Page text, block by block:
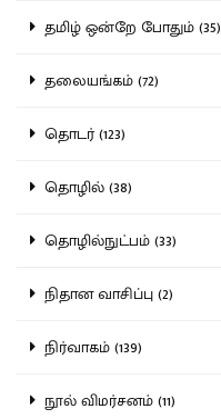
தமிழ் ஒன்றே போதும் (35)
தலையங்கம் (72)
தொடர் (123)
தொழில் (38)
தொழில்நுட்பம் (33)
நிதான வாசிப்பு (2)
நிர்வாகம் (139)
நூல் விமர்சனம் (11)